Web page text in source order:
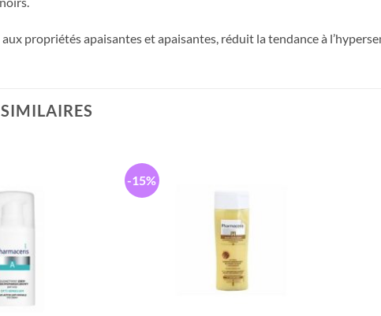
propriétés apaisantes et apaisantes, réduit la tendance à
-15%